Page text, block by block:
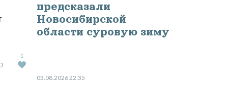
1
предсказали
Новосибирской
области суровую зиму
03.08.2026 22:35